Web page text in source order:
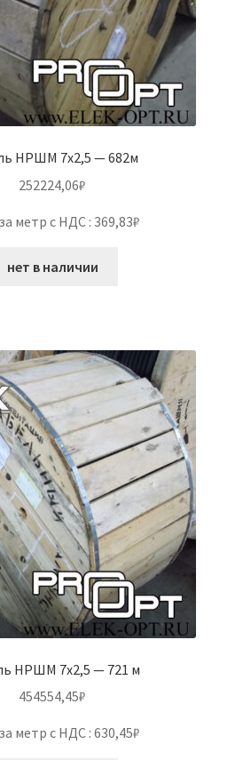
НРШМ 7х2,5 — 682м
252224,06₽
метр с НДС : 369,83₽
нет в наличии
НРШМ 7х2,5 — 721 м
454554,45₽
метр с НДС : 630,45₽